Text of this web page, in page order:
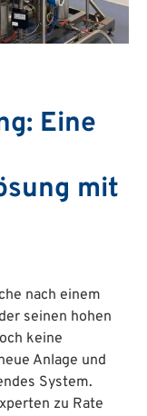
Eine
mit
nach einem
seinen hohen
keine
Anlage und
System.
zu Rate